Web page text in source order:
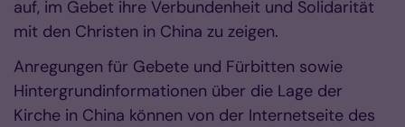
auf, im Gebet ihre Verbundenheit und Solidarität
mit den Christen in China zu zeigen.
Anregungen für Gebete und Fürbitten sowie
Hintergrundinformationen über die Lage der
Kirche in China können von der Internetseite des